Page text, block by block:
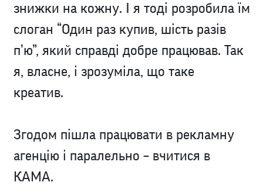
знижки на кожну. І я тоді розробила їм
слоган “Один раз купив, шість разів
п’ю”, який справді добре працював. Так
я, власне, і зрозуміла, що таке
креатив.
Згодом пішла працювати в рекламну
агенцію і паралельно – вчитися в
КАМА.